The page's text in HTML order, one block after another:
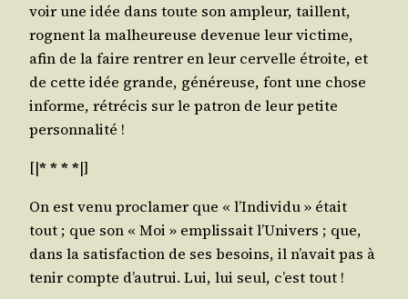
voir une idée dans toute son ampleur, taillent,
rognent la mal­heu­reuse deve­nue leur vic­time,
afin de la faire ren­trer en leur cer­velle étroite, et
de cette idée grande, géné­reuse, font une chose
informe, rétré­cis sur le patron de leur petite
personnalité !
[|* * * *|]
On est venu pro­cla­mer que « l’In­di­vi­du » était
tout ; que son « Moi » emplis­sait l’U­ni­vers ; que,
dans la satis­fac­tion de ses besoins, il n’a­vait pas à
tenir compte d’au­trui. Lui, lui seul, c’est tout !